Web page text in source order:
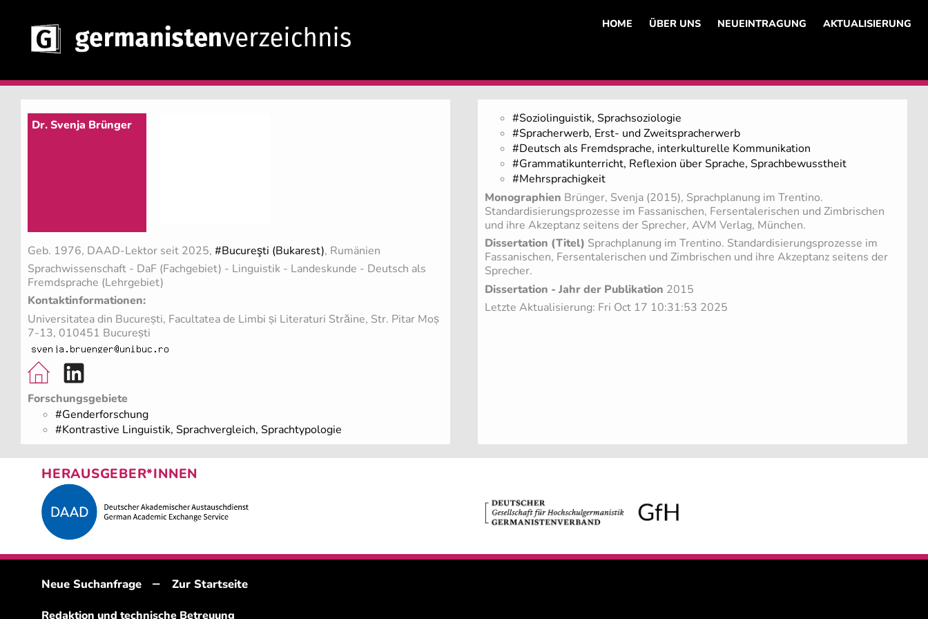
HOME ÜBER UNS NEUEINTRAGUNG AKTUALISIERUNG
Dr. Svenja Brünger
Geb. 1976, DAAD-Lektor seit 2025, #Bucureşti (Bukarest), Rumänien
Sprachwissenschaft - DaF (Fachgebiet) - Linguistik - Landeskunde - Deutsch als
Fremdsprache (Lehrgebiet)
Kontaktinformationen:
Universitatea din București, Facultatea de Limbi și Literaturi Străine, Str. Pitar Moș
7-13, 010451 București
Forschungsgebiete
#Genderforschung
#Kontrastive Linguistik, Sprachvergleich, Sprachtypologie
#Soziolinguistik, Sprachsoziologie
#Spracherwerb, Erst- und Zweitspracherwerb
#Deutsch als Fremdsprache, interkulturelle Kommunikation
#Grammatikunterricht, Reflexion über Sprache, Sprachbewusstheit
#Mehrsprachigkeit
Monographien Brünger, Svenja (2015), Sprachplanung im Trentino.
Standardisierungsprozesse im Fassanischen, Fersentalerischen und Zimbrischen
und ihre Akzeptanz seitens der Sprecher, AVM Verlag, München.
Dissertation (Titel) Sprachplanung im Trentino. Standardisierungsprozesse im
Fassanischen, Fersentalerischen und Zimbrischen und ihre Akzeptanz seitens der
Sprecher.
Dissertation - Jahr der Publikation 2015
Letzte Aktualisierung: Fri Oct 17 10:31:53 2025
HERAUSGEBER*INNEN
Neue Suchanfrage – Zur Startseite
Redaktion und technische Betreuung